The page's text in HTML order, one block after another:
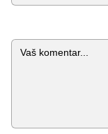
Komentar